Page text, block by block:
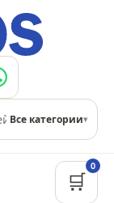
Все категории▾
🛒
0